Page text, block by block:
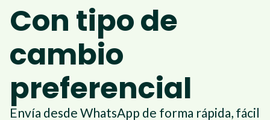
Con tipo de
cambio
preferencial
Envía desde WhatsApp de forma rápida, fácil